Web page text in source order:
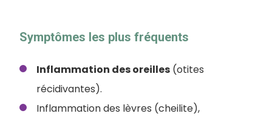
Symptômes les plus fréquents
Inflammation des oreilles (otites
récidivantes).
Inflammation des lèvres (cheilite),